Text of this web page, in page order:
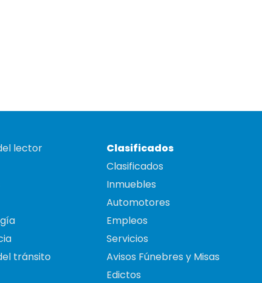
lector
tránsito
Clasificados
Clasificados
Inmuebles
Automotores
Empleos
Servicios
Avisos Fúnebres y Misas
Edictos